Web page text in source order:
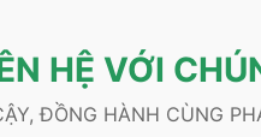
HỆ VỚI
ĐỒNG HÀNH CÙNG